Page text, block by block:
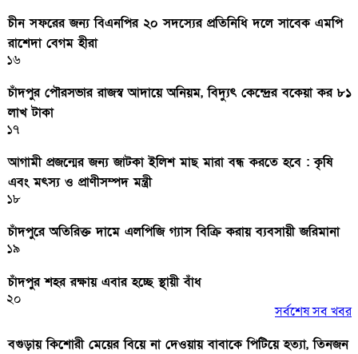
চীন সফরের জন্য বিএনপির ২০ সদস্যের প্রতিনিধি দলে সাবেক এমপি
রাশেদা বেগম হীরা
১৬
চাঁদপুর পৌরসভার রাজস্ব আদায়ে অনিয়ম, বিদ্যুৎ কেন্দ্রের বকেয়া কর ৮১
লাখ টাকা
১৭
আগামী প্রজন্মের জন্য জাটকা ইলিশ মাছ মারা বন্ধ করতে হবে : কৃষি
এবং মৎস্য ও প্রাণীসম্পদ মন্ত্রী
১৮
চাঁদপুরে অতিরিক্ত দামে এলপিজি গ্যাস বিক্রি করায় ব্যবসায়ী জরিমানা
১৯
চাঁদপুর শহর রক্ষায় এবার হচ্ছে স্থায়ী বাঁধ
২০
সর্বশেষ সব খবর
বগুড়ায় কিশোরী মেয়ের বিয়ে না দেওয়ায় বাবাকে পিটিয়ে হত্যা, তিনজন